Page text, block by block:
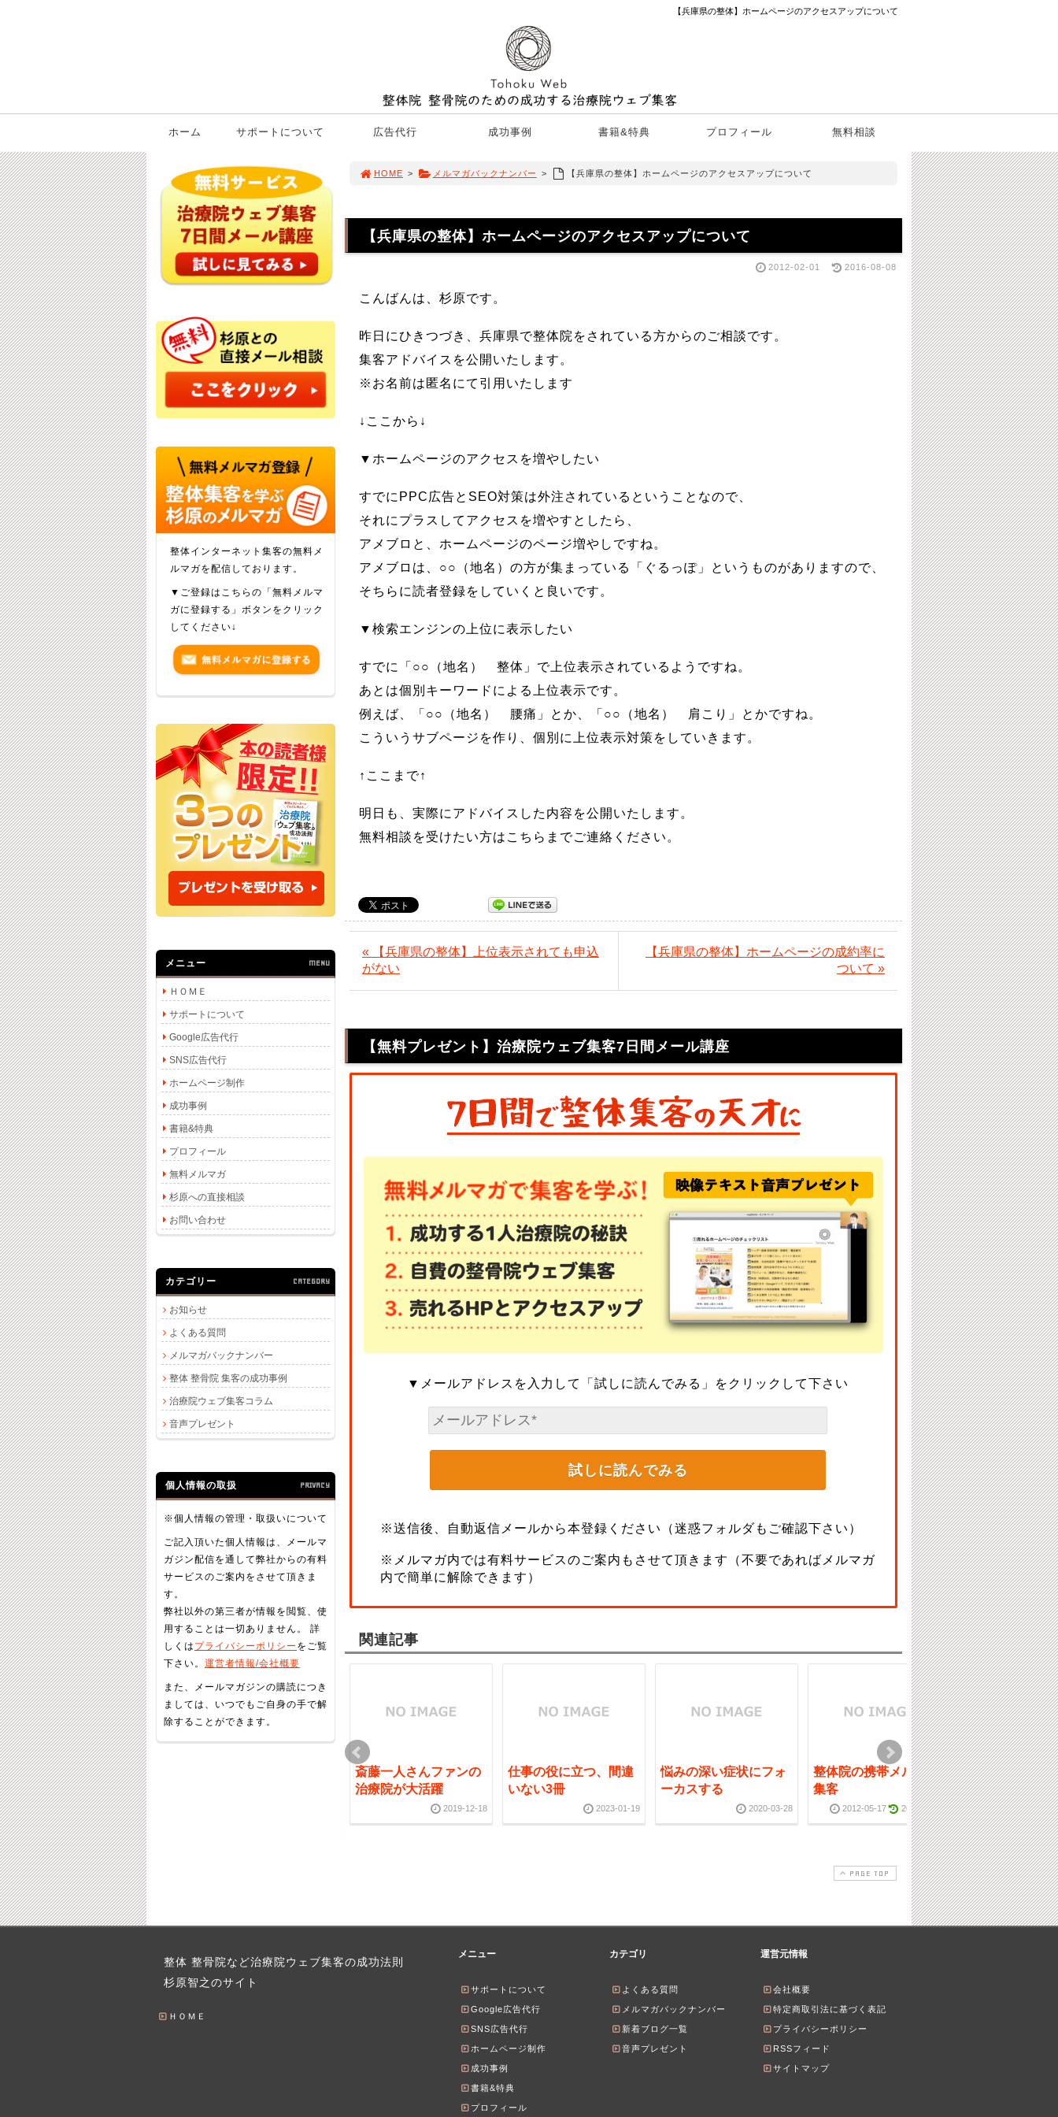
【兵庫県の整体】ホームページのアクセスアップについて
ホーム サポートについて 広告代行 成功事例 書籍&特典 プロフィール 無料相談
HOME > メルマガバックナンバー > 【兵庫県の整体】ホームページのアクセスアップについて
【兵庫県の整体】ホームページのアクセスアップについて
2012-02-01 2016-08-08
こんばんは、杉原です。
昨日にひきつづき、兵庫県で整体院をされている方からのご相談です。
集客アドバイスを公開いたします。
※お名前は匿名にて引用いたします
↓ここから↓
▼ホームページのアクセスを増やしたい
すでにPPC広告とSEO対策は外注されているということなので、
それにプラスしてアクセスを増やすとしたら、
アメブロと、ホームページのページ増やしですね。
アメブロは、○○（地名）の方が集まっている「ぐるっぽ」というものがありますので、
そちらに読者登録をしていくと良いです。
▼検索エンジンの上位に表示したい
すでに「○○（地名） 整体」で上位表示されているようですね。
あとは個別キーワードによる上位表示です。
例えば、「○○（地名） 腰痛」とか、「○○（地名） 肩こり」とかですね。
こういうサブページを作り、個別に上位表示対策をしていきます。
↑ここまで↑
明日も、実際にアドバイスした内容を公開いたします。
無料相談を受けたい方はこちらまでご連絡ください。
« 【兵庫県の整体】上位表示されても申込
がない
【兵庫県の整体】ホームページの成約率に
ついて »
【無料プレゼント】治療院ウェブ集客7日間メール講座
▼メールアドレスを入力して「試しに読んでみる」をクリックして下さい
※送信後、自動返信メールから本登録ください（迷惑フォルダもご確認下さい）
※メルマガ内では有料サービスのご案内もさせて頂きます（不要であればメルマガ
内で簡単に解除できます）
関連記事
リ
10-13
「新規38名集める売れ
る整体ホームページ」
2012-06-01 2016-08-08
斎藤一人さんファンの
治療院が大活躍
2019-12-18
仕事の役に立つ、間違
いない3冊
2023-01-19
悩みの深い症状にフォ
ーカスする
2020-03-28
整体院の携帯メルマガ
集客
2012-05-17 2016-08-08
【整体集客なら
広告】クリック
を出す秘訣
2012-01-23
2016-08-08
広告】クリック率５％
を出す秘訣
PAGE TOP
整体インターネット集客の無料メ
ルマガを配信しております。
▼ご登録はこちらの「無料メルマ
ガに登録する」ボタンをクリック
してください↓
メニュー MENU
ＨＯＭＥ
サポートについて
Google広告代行
SNS広告代行
ホームページ制作
成功事例
書籍&特典
プロフィール
無料メルマガ
杉原への直接相談
お問い合わせ
カテゴリー CATEGORY
お知らせ
よくある質問
メルマガバックナンバー
整体 整骨院 集客の成功事例
治療院ウェブ集客コラム
音声プレゼント
個人情報の取扱 PRIVACY
※個人情報の管理・取扱いについて
ご記入頂いた個人情報は、メールマ
ガジン配信を通して弊社からの有料
サービスのご案内をさせて頂きま
す。
弊社以外の第三者が情報を閲覧、使
用することは一切ありません。 詳
しくは プライバシーポリシー をご覧
下さい。 運営者情報/会社概要
また、メールマガジンの購読につき
ましては、いつでもご自身の手で解
除することができます。
整体 整骨院など治療院ウェブ集客の成功法則
杉原智之のサイト
ＨＯＭＥ
メニュー
サポートについて
Google広告代行
SNS広告代行
ホームページ制作
成功事例
書籍&特典
プロフィール
カテゴリ
よくある質問
メルマガバックナンバー
新着ブログ一覧
音声プレゼント
運営元情報
会社概要
特定商取引法に基づく表記
プライバシーポリシー
RSSフィード
サイトマップ